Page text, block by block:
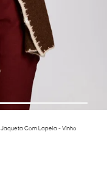
Jaqueta Com Lapela - Vinho